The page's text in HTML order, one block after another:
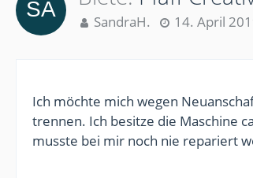
SandraH. 14. April
Ich möchte mich wegen
trennen. Ich besitze die Maschine
musste bei mir noch nie repariert